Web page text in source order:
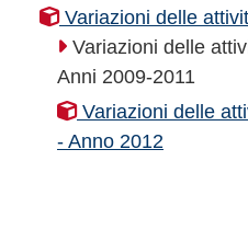
Variazioni delle
Variazioni delle
Anni 2009-2011
Variazioni delle
- Anno 2012